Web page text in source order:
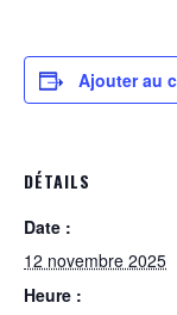
Ajouter au
DÉTAILS
Date :
12 novembre 2025
Heure :